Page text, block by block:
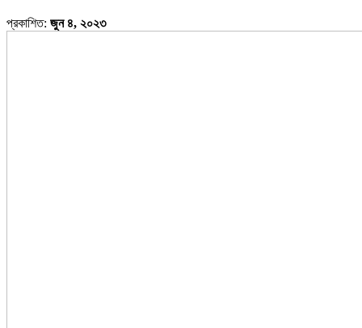
প্রকাশিত: জুন ৪, ২০২৩